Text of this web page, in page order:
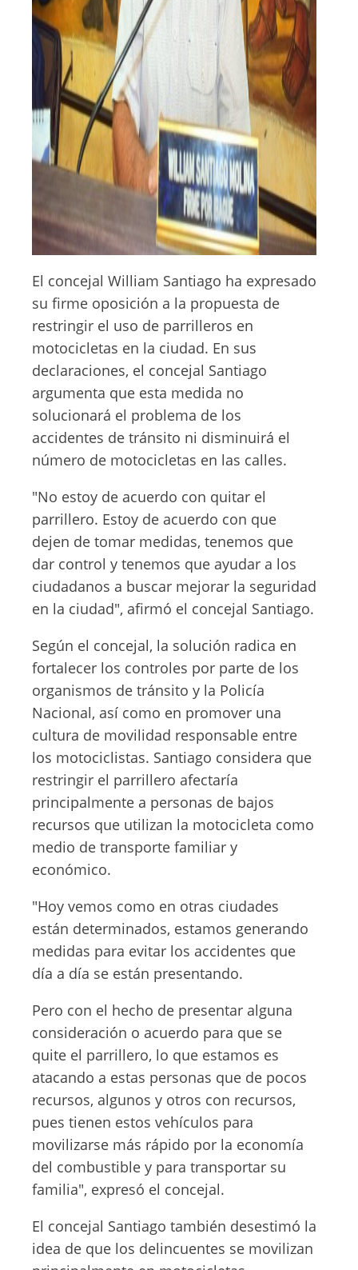
El concejal William Santiago ha expresado
su firme oposición a la propuesta de
restringir el uso de parrilleros en
motocicletas en la ciudad. En sus
declaraciones, el concejal Santiago
argumenta que esta medida no
solucionará el problema de los
accidentes de tránsito ni disminuirá el
número de motocicletas en las calles.
"No estoy de acuerdo con quitar el
parrillero. Estoy de acuerdo con que
dejen de tomar medidas, tenemos que
dar control y tenemos que ayudar a los
ciudadanos a buscar mejorar la seguridad
en la ciudad", afirmó el concejal Santiago.
Según el concejal, la solución radica en
fortalecer los controles por parte de los
organismos de tránsito y la Policía
Nacional, así como en promover una
cultura de movilidad responsable entre
los motociclistas. Santiago considera que
restringir el parrillero afectaría
principalmente a personas de bajos
recursos que utilizan la motocicleta como
medio de transporte familiar y
económico.
"Hoy vemos como en otras ciudades
están determinados, estamos generando
medidas para evitar los accidentes que
día a día se están presentando.
Pero con el hecho de presentar alguna
consideración o acuerdo para que se
quite el parrillero, lo que estamos es
atacando a estas personas que de pocos
recursos, algunos y otros con recursos,
pues tienen estos vehículos para
movilizarse más rápido por la economía
del combustible y para transportar su
familia", expresó el concejal.
El concejal Santiago también desestimó la
idea de que los delincuentes se movilizan